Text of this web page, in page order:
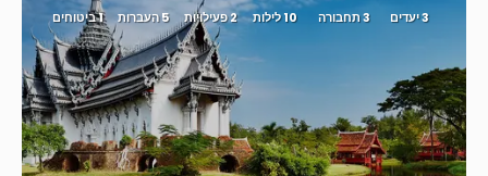
3 יעדים 3 תחבורה 10 לילות 2 פעילויות 5 העברות 1 ביטוחים